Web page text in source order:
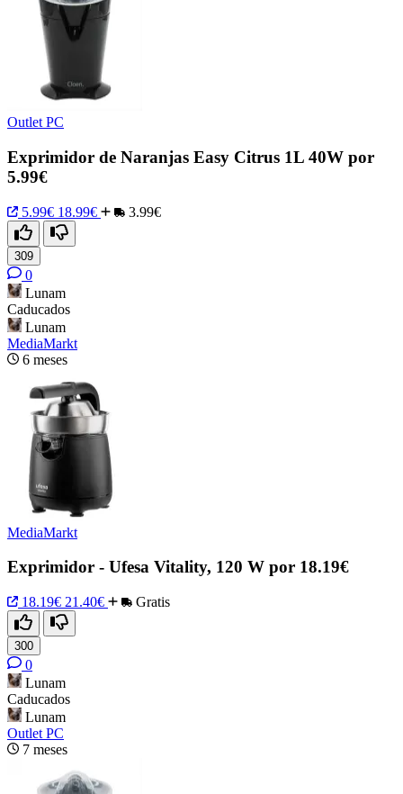
Outlet PC
Exprimidor de Naranjas Easy Citrus 1L 40W por
5.99€
5.99€ 18.99€ 3.99€
309
0
Lunam
Caducados
Lunam
MediaMarkt
6 meses
MediaMarkt
Exprimidor - Ufesa Vitality, 120 W por 18.19€
18.19€ 21.40€ Gratis
300
0
Lunam
Caducados
Lunam
Outlet PC
7 meses